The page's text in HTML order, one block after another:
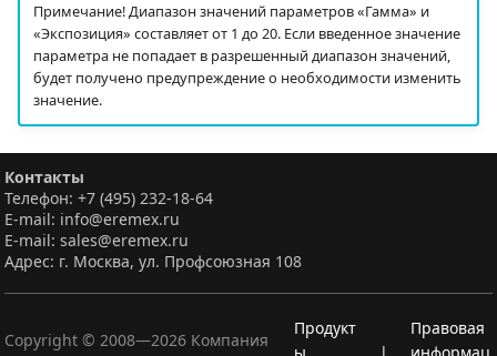
Примечание! Диапазон значений параметров «Гамма» и
«Экспозиция» составляет от 1 до 20. Если введенное значение
параметра не попадает в разрешенный диапазон значений,
будет получено предупреждение о необходимости изменить
значение.
Контакты
Телефон: +7 (495) 232-18-64
E-mail: info@eremex.ru
E-mail: sales@eremex.ru
Адрес: г. Москва, ул. Профсоюзная 108
Copyright © 2008—2026 Компания
Продукт
Правовая